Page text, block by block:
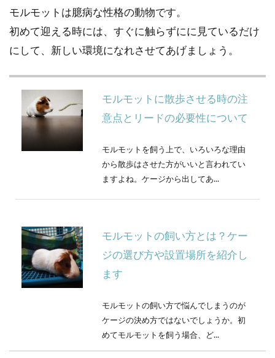
モルモットは臆病な性格の動物です。
初めて迎える時には、すぐに触らずにに見ているだけ
にして、新しい環境になれさせてあげましょう。
モルモットに散歩させる時の注
意点とリードの必要性について
モルモットを飼う上で、いろいろな理由
から散歩はさせた方がいいと言われてい
ますよね。ケージから出してあ...
モルモットの飼い方とは？ケー
ジの選び方や設置場所を紹介し
ます
モルモットの飼い方で悩んでしまうのが
ケージの決め方ではないでしょうか。初
めてモルモットを飼う場合、ど...